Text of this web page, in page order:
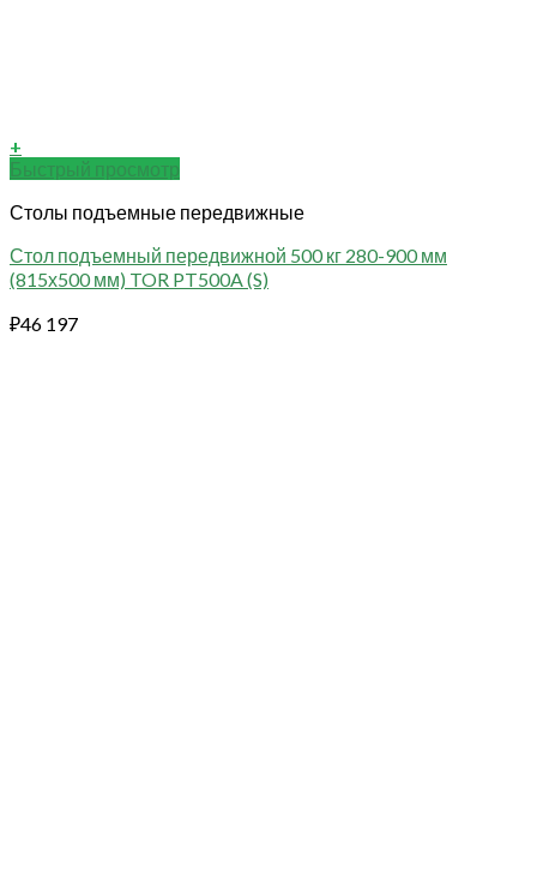
+
Быстрый просмотр
Столы подъемные передвижные
Стол подъемный передвижной 500 кг 280-900 мм
(815х500 мм) TOR PT500A (S)
₽46 197